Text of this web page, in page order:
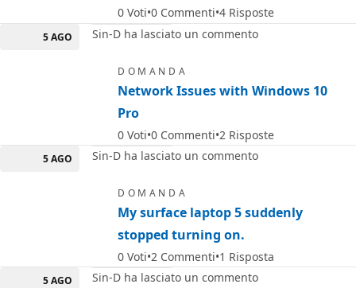
0 Voti 0 Commenti 4 Risposte
5 AGO Sin-D ha lasciato un commento
DOMANDA
Network Issues with Windows 10
Pro
0 Voti 0 Commenti 2 Risposte
5 AGO Sin-D ha lasciato un commento
DOMANDA
My surface laptop 5 suddenly
stopped turning on.
0 Voti 2 Commenti 1 Risposta
5 AGO Sin-D ha lasciato un commento